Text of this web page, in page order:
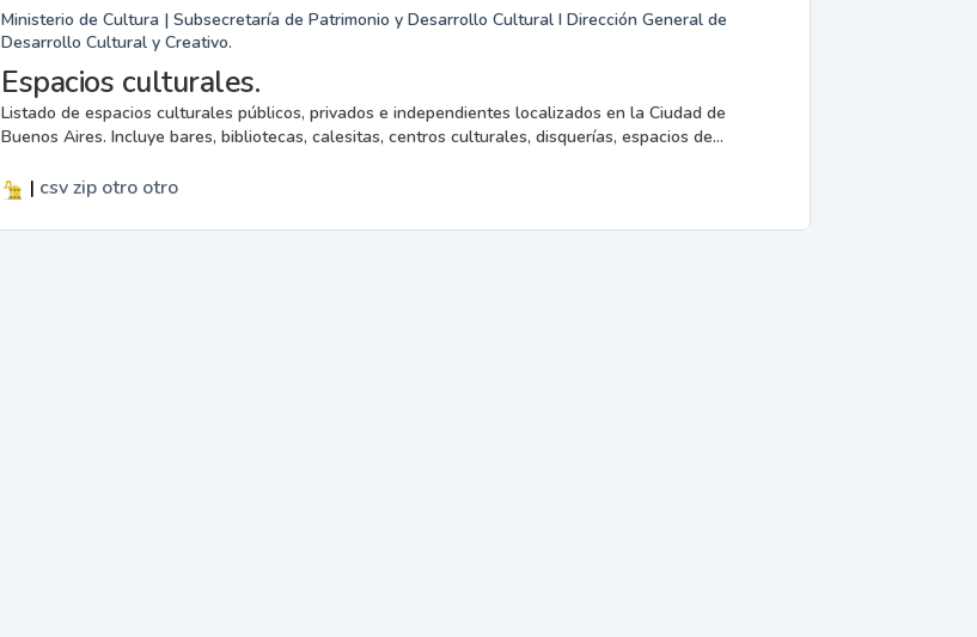
Ministerio de Cultura | Subsecretaría de Patrimonio y Desarrollo Cultural I Dirección General de
Desarrollo Cultural y Creativo.
Espacios culturales.
Listado de espacios culturales públicos, privados e independientes localizados en la Ciudad de
Buenos Aires. Incluye bares, bibliotecas, calesitas, centros culturales, disquerías, espacios de...
| csvzip otro otro